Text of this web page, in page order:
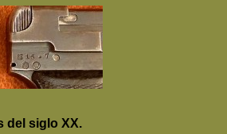
del siglo XX.